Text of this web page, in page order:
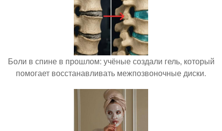
Боли в спине в прошлом: учёные создали гель, который
помогает восстанавливать межпозвоночные диски.